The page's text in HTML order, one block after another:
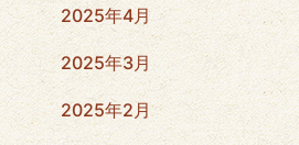
2025年4月
2025年3月
2025年2月